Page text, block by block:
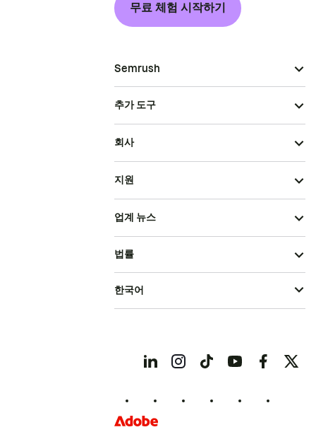
무료 체험 시작하기
Semrush
추가 도구
회사
지원
업계 뉴스
법률
한국어